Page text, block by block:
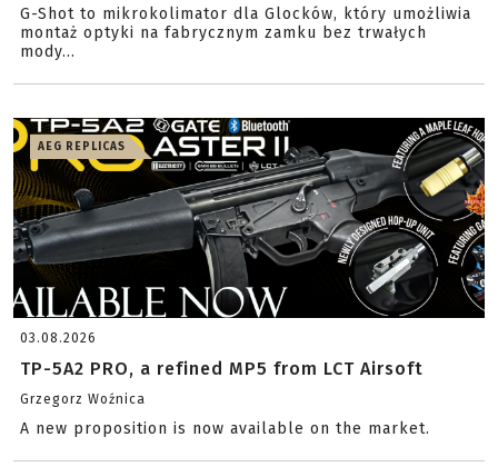
G-Shot to mikrokolimator dla Glocków, który umożliwia
montaż optyki na fabrycznym zamku bez trwałych
mody...
AEG REPLICAS
03.08.2026
TP-5A2 PRO, a refined MP5 from LCT Airsoft
Grzegorz Woźnica
A new proposition is now available on the market.